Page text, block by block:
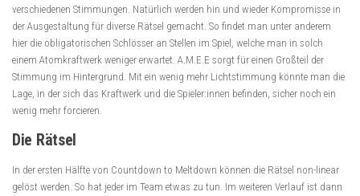
verschiedenen Stimmungen. Natürlich werden hin und wieder Kompromisse in
der Ausgestaltung für diverse Rätsel gemacht. So findet man unter anderem
hier die obligatorischen Schlösser an Stellen im Spiel, welche man in solch
einem Atomkraftwerk weniger erwartet. A.M.E.E sorgt für einen Großteil der
Stimmung im Hintergrund. Mit ein wenig mehr Lichtstimmung könnte man die
Lage, in der sich das Kraftwerk und die Spieler:innen befinden, sicher noch ein
wenig mehr forcieren.
Die Rätsel
In der ersten Hälfte von Countdown to Meltdown können die Rätsel non-linear
gelöst werden. So hat jeder im Team etwas zu tun. Im weiteren Verlauf ist dann